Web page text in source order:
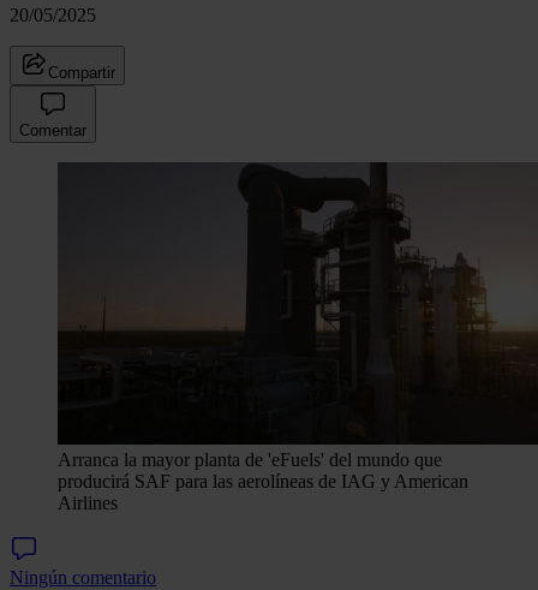
20/05/2025
Compartir
Comentar
Arranca la mayor planta de 'eFuels' del mundo que
producirá SAF para las aerolíneas de IAG y American
Airlines
Ningún comentario